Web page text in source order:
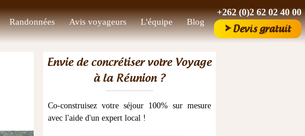
Randonnées Avis voyageurs L'équipe Blog
+262 (0)2 62 02 40 00
> Devis gratuit
Envie de concrétiser votre Voyage
à la Réunion ?
Co-construisez votre séjour 100% sur mesure
avec l'aide d'un expert local !